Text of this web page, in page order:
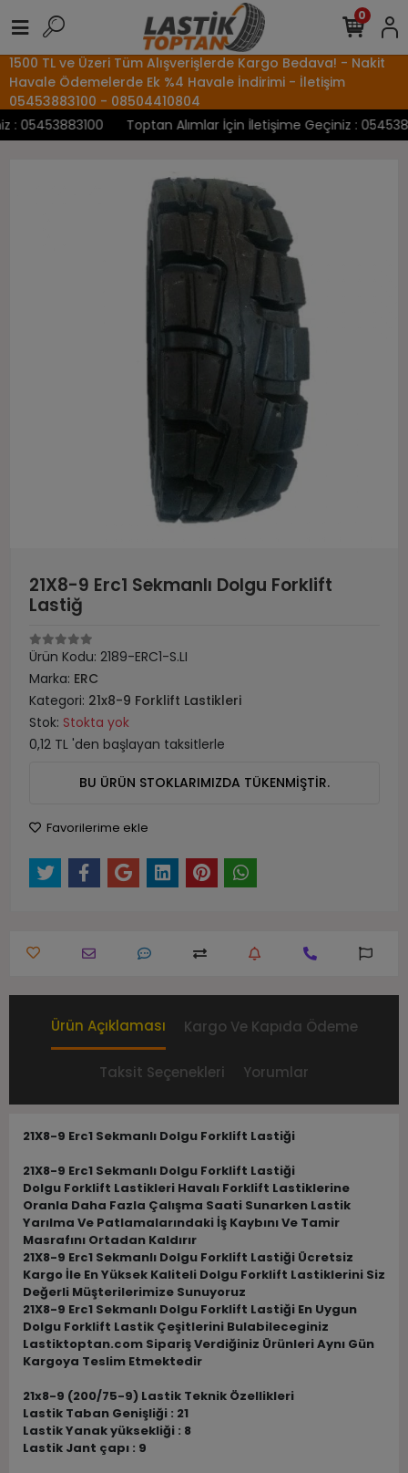
1500 TL ve Üzeri Tüm Alışverişlerde Kargo Bedava! - Nakit
Havale Ödemelerde Ek %4 Havale İndirimi - İletişim
05453883100 - 08504410804
Toptan Alımlar İçin İletişime Geçiniz :
0
21X8-9 Erc1 Sekmanlı Dolgu Forklift
Lastiğ
Ürün Kodu: 2189-ERC1-S.LI
Marka: ERC
Kategori: 21x8-9 Forklift Lastikleri
Stok: Stokta yok
0,12 TL 'den başlayan taksitlerle
BU ÜRÜN STOKLARIMIZDA TÜKENMİŞTİR.
Favorilerime ekle
Ürün Açıklaması Kargo Ve Kapıda Ödeme
Taksit Seçenekleri Yorumlar
21X8-9 Erc1 Sekmanlı Dolgu Forklift Lastiği
21X8-9 Erc1 Sekmanlı Dolgu Forklift Lastiği
Dolgu Forklift Lastikleri Havalı Forklift Lastiklerine
Oranla Daha Fazla Çalışma Saati Sunarken Lastik
Yarılma Ve Patlamalarındaki İş Kaybını Ve Tamir
Masrafını Ortadan Kaldırır
21X8-9 Erc1 Sekmanlı Dolgu Forklift Lastiği Ücretsiz
Kargo İle En Yüksek Kaliteli Dolgu Forklift Lastiklerini Siz
Değerli Müşterilerimize Sunuyoruz
21X8-9 Erc1 Sekmanlı Dolgu Forklift Lastiği En Uygun
Dolgu Forklift Lastik Çeşitlerini Bulabileceginiz
Lastiktoptan.com Sipariş Verdiğiniz Ürünleri Aynı Gün
Kargoya Teslim Etmektedir
21x8-9 (200/75-9) Lastik Teknik Özellikleri
Lastik Taban Genişliği : 21
Lastik Yanak yüksekliği : 8
Lastik Jant çapı : 9